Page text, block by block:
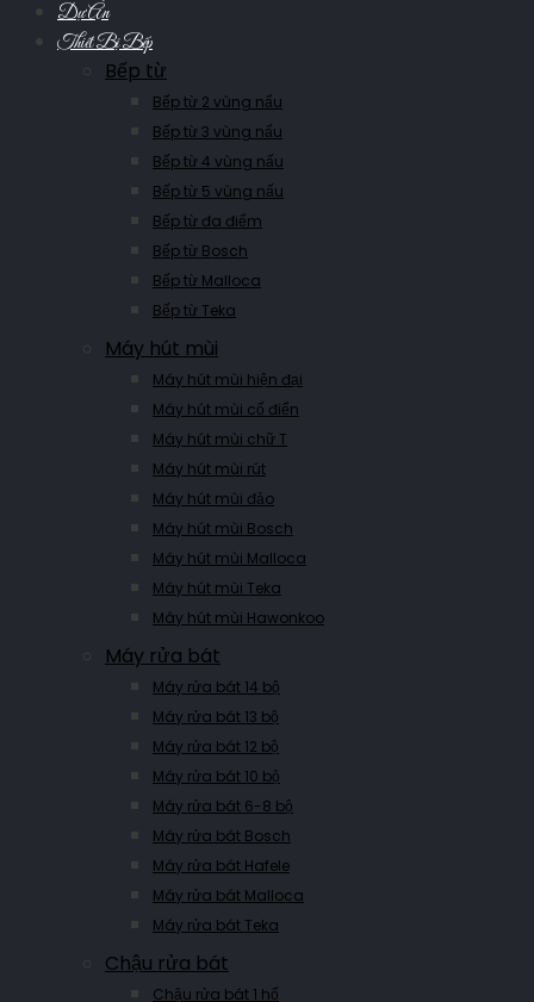
Dự Án
Thiết Bị Bếp
Bếp từ
Bếp từ 2 vùng nấu
Bếp từ 3 vùng nấu
Bếp từ 4 vùng nấu
Bếp từ 5 vùng nấu
Bếp từ đa điểm
Bếp từ Bosch
Bếp từ Malloca
Bếp từ Teka
Máy hút mùi
Máy hút mùi hiện đại
Máy hút mùi cổ điển
Máy hút mùi chữ T
Máy hút mùi rút
Máy hút mùi đảo
Máy hút mùi Bosch
Máy hút mùi Malloca
Máy hút mùi Teka
Máy hút mùi Hawonkoo
Máy rửa bát
Máy rửa bát 14 bộ
Máy rửa bát 13 bộ
Máy rửa bát 12 bộ
Máy rửa bát 10 bộ
Máy rửa bát 6-8 bộ
Máy rửa bát Bosch
Máy rửa bát Hafele
Máy rửa bát Malloca
Máy rửa bát Teka
Chậu rửa bát
Chậu rửa bát 1 hố